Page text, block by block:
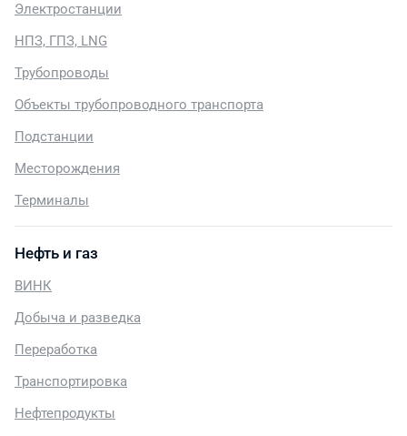
Электростанции
НПЗ, ГПЗ, LNG
Трубопроводы
Объекты трубопроводного транспорта
Подстанции
Месторождения
Терминалы
Нефть и газ
ВИНК
Добыча и разведка
Переработка
Транспортировка
Нефтепродукты